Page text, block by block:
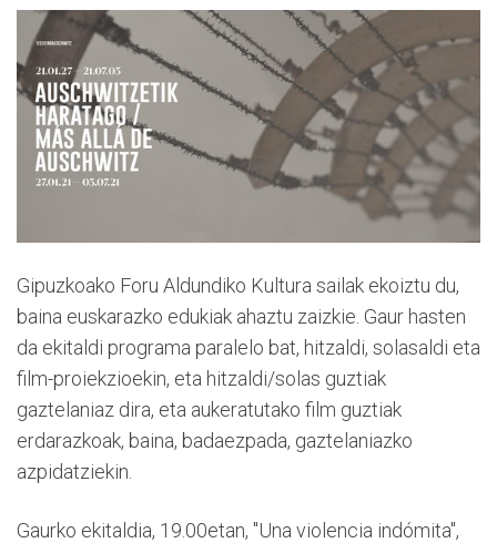
Gipuzkoako Foru Aldundiko Kultura sailak ekoiztu du,
baina euskarazko edukiak ahaztu zaizkie. Gaur hasten
da ekitaldi programa paralelo bat, hitzaldi, solasaldi eta
film-proiekzioekin, eta hitzaldi/solas guztiak
gaztelaniaz dira, eta aukeratutako film guztiak
erdarazkoak, baina, badaezpada, gaztelaniazko
azpidatziekin.
Gaurko ekitaldia, 19.00etan, "Una violencia indómita",